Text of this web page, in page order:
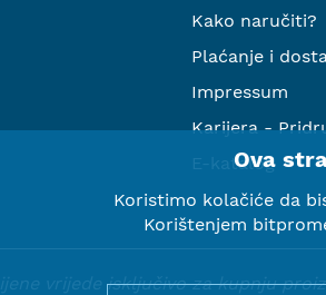
Kako naručiti?
Plaćanje i
Impressum
Karijera -
E-katalog
vrijede isključivo za kupnju
Ova
Koristimo kolačiće da
Korištenjem